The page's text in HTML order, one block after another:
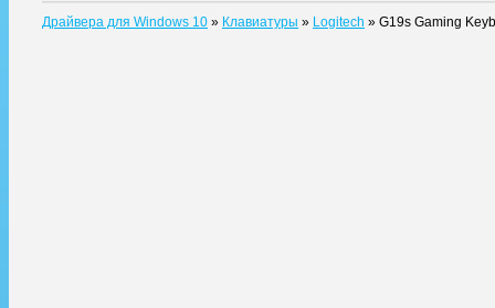
Драйвера для Windows 10 » Клавиатуры » Logitech » G19s Gaming